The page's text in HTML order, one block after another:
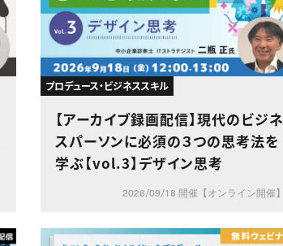
プロデュース・ビジネススキル
【アーカイブ録画配信】現代のビジネ
スパーソンに必須の３つの思考法を
学ぶ【vol.3】デザイン思考
2026/09/18 開催【オンライン開催】